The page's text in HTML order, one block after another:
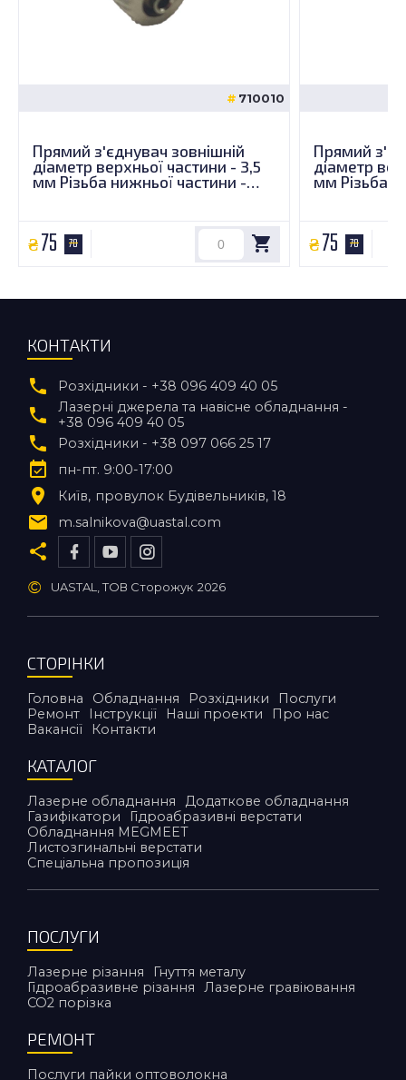
710010
Прямий з'єднувач зовнішній
діаметр верхньої частини - 3,5
мм Різьба нижньої частини -
75 70
Прямий
діаметр
мм Різьба
75 70
КОНТАКТИ
Розхідники - +38 096 409 40 05
Лазерні джерела та навісне обладнання -
+38 096 409 40 05
Розхідники - +38 097 066 25 17
пн-пт. 9:00-17:00
Київ
провулок Будівельників, 18
m.salnikova@uastal.com
© UASTAL, ТОВ Сторожук 2026
СТОРІНКИ
Головна Обладнання Розхідники
Послуги
Ремонт
Інструкції Наші проекти
Про нас
Вакансії
Контакти
КАТАЛОГ
Лазерне обладнання
Додаткове обладнання
Газифікатори
Гідроабразивні верстати
Обладнання MEGMEET
Листозгинальні верстати
Спеціальна пропозиція
ПОСЛУГИ
Лазерне різання
Гнуття металу
Гідроабразивне різання
Лазерне гравіювання
CO2 порiзка
РЕМОНТ
Послуги пайки оптоволокна